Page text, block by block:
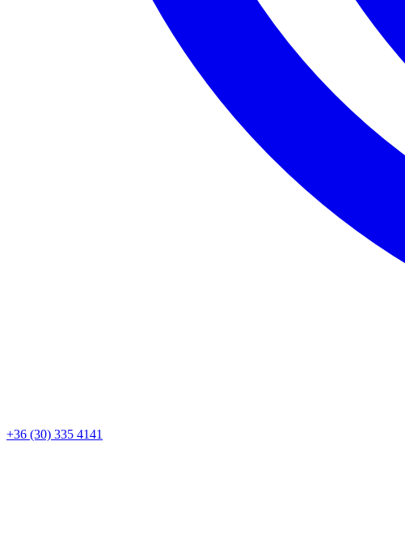
+36 (30) 335 4141